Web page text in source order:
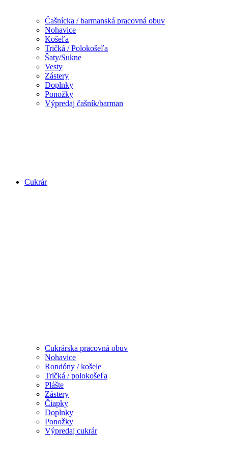
Čašnícka / barmanská pracovná obuv
Nohavice
Košeľa
Tričká / Polokošeľa
Šaty/Sukne
Vesty
Zástery
Doplnky
Ponožky
Výpredaj čašník/barman
Cukrár
Cukrárska pracovná obuv
Nohavice
Rondóny / košele
Tričká / polokošeľa
Plášte
Zástery
Čiapky
Doplnky
Ponožky
Výpredaj cukrár